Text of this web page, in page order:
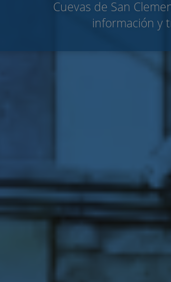
Cuevas de San
información y